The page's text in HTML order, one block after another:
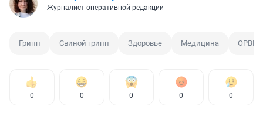
Журналист оперативной редакции
Грипп Свиной грипп Здоровье Медицина ОРВИ
0 0 0 0 0